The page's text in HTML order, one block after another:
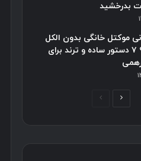
بدرخشید
موکتل خانگی بدون الکل
درست کنیم؟ ۷ دستور ساده و ترند برای
صفحه
صفحه